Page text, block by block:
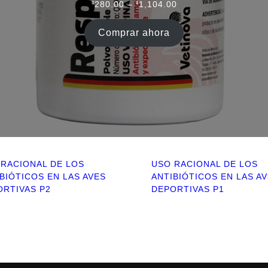
$280.00 – $1,104.00Rango
de
precios:
desde
$280.00
hasta
$1,104.00
Comprar ahora
DE LOS
EN LAS AVES
P2
USO RACIONAL DE LOS
ANTIBIÓTICOS EN LAS
DEPORTIVAS P1